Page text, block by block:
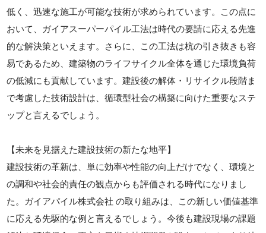
低く、迅速な施工が可能な技術が求められています。この点に
おいて、ガイアスーパーパイル工法は時代の要請に応える先進
的な解決策といえます。さらに、この工法は杭の引き抜きも容
易であるため、建築物のライフサイクル全体を通じた環境負荷
の低減にも貢献しています。建設後の解体・リサイクル段階ま
で考慮した技術設計は、循環型社会の構築に向けた重要なステ
ップと言えるでしょう。
【未来を見据えた建設技術の新たな地平】
建設技術の革新は、単に効率や性能の向上だけでなく、環境と
の調和や社会的責任の観点からも評価される時代になりまし
た。ガイアパイル株式会社 の取り組みは、この新しい価値基準
に応える先駆的な例と言えるでしょう。今後も建設現場の課題